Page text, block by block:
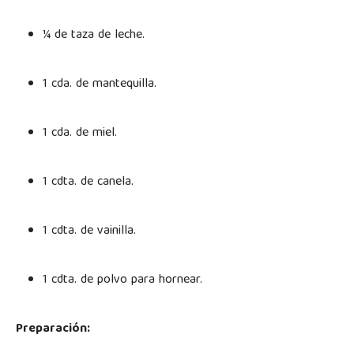
¼ de taza de leche.
1 cda. de mantequilla.
1 cda. de miel.
1 cdta. de canela.
1 cdta. de vainilla.
1 cdta. de polvo para hornear.
Preparación: